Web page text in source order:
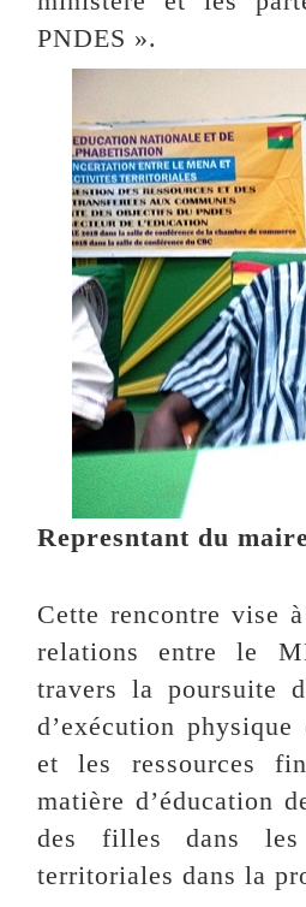
PNDES ».
Represntant du
Cette rencontre vise
relations entre le
travers la poursuite
d’exécution
et les ressources
matière d’éducation
des filles dans les
territoriales dans la